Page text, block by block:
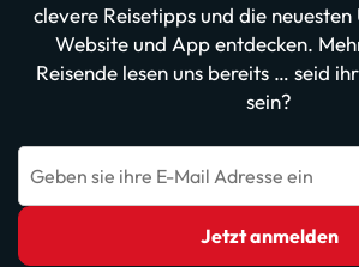
clevere Reisetipps und die
Website und App entdecken.
Reisende lesen uns bereits … seid
sein?
Geben sie ihre E-Mail Adresse ein
Jetzt anmelden